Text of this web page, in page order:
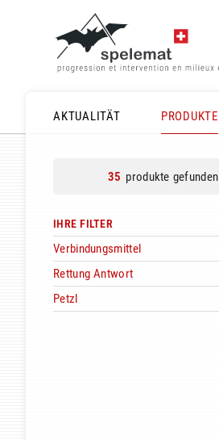
AKTUALITÄT
PRODUKTE
35 produkte gefunden
IHRE FILTER
Verbindungsmittel
Rettung Antwort
Petzl